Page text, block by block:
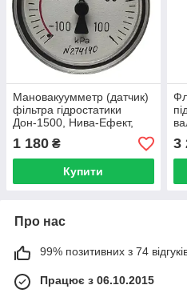
Мановакуумметр (датчик)
фільтра гідростатики
Дон-1500, Нива-Ефект,
Акрос.
1 180 ₴
Купити
3
Про нас
99% позитивних з 74
Працює з 06.10.2015